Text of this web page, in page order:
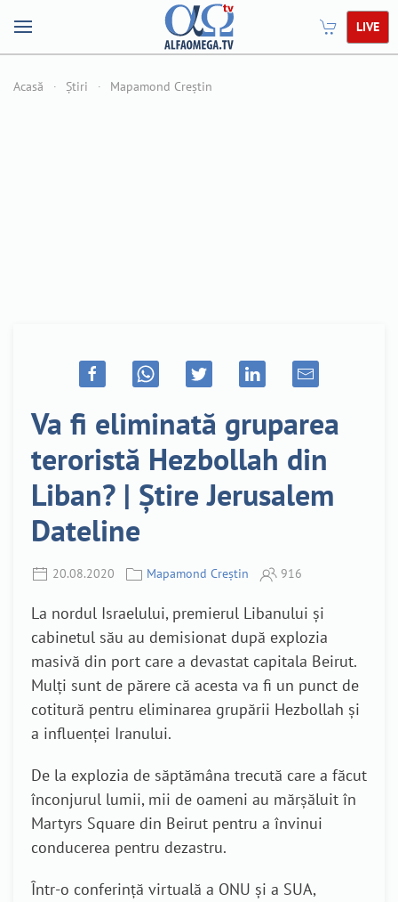
LIVE
Acasă Știri Mapamond Creștin
Va fi eliminată gruparea
teroristă Hezbollah din
Liban? | Știre Jerusalem
Dateline
20.08.2020 Mapamond Creștin 916
La nordul Israelului, premierul Libanului și
cabinetul său au demisionat după explozia
masivă din port care a devastat capitala Beirut.
Mulți sunt de părere că acesta va fi un punct de
cotitură pentru eliminarea grupării Hezbollah și
a influenței Iranului.
De la explozia de săptămâna trecută care a făcut
înconjurul lumii, mii de oameni au mărșăluit în
Martyrs Square din Beirut pentru a învinui
conducerea pentru dezastru.
Într-o conferință virtuală a ONU și a SUA,